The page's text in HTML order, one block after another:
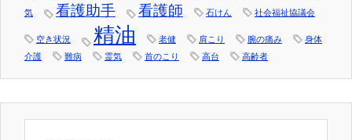
気 看護助手 看護師 石けん 社会福祉協議会
空き状況 精油 老健 肩こり 腕の痛み
身体
介護
難病 霊気 首のこり 高台 高齢者